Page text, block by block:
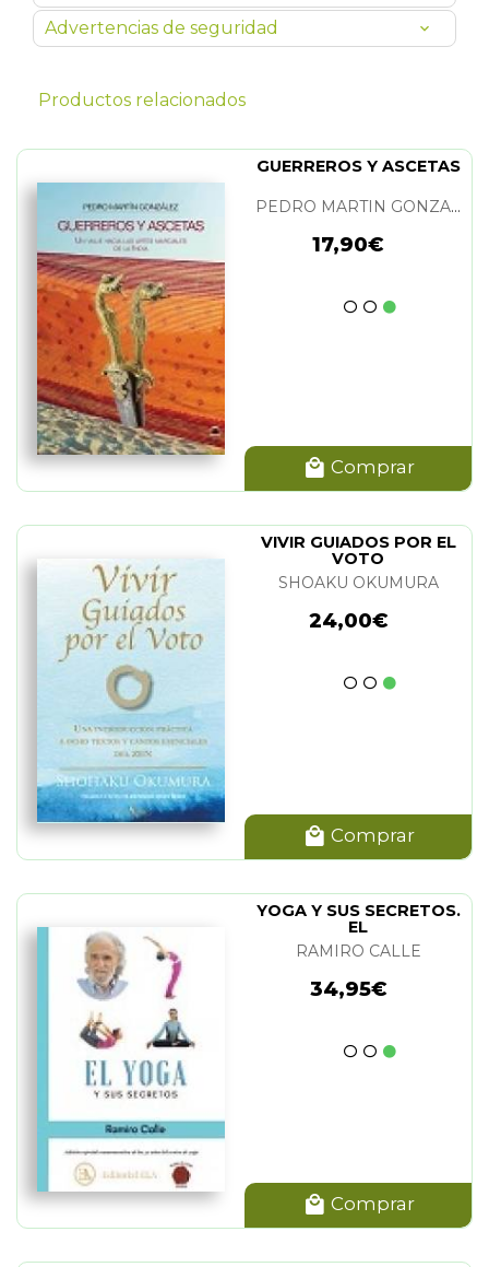
Advertencias de seguridad
Productos relacionados
GUERREROS Y ASCETAS
PEDRO MARTIN GONZALEZ
17,90€
Comprar
VIVIR GUIADOS POR EL
VOTO
SHOAKU OKUMURA
24,00€
Comprar
YOGA Y SUS SECRETOS.
EL
RAMIRO CALLE
34,95€
Comprar